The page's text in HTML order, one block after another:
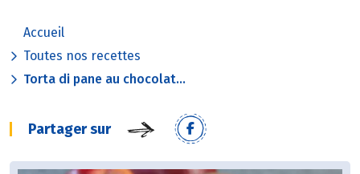
Accueil
Toutes nos recettes
Torta di pane au chocolat...
Partager sur